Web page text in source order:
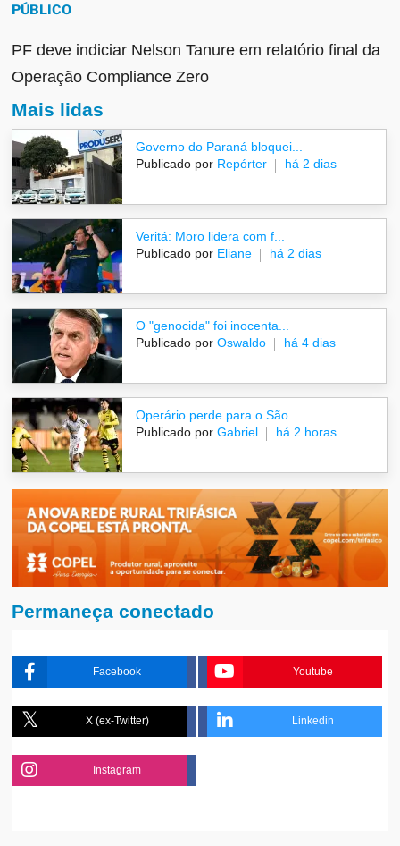
PÚBLICO
PF deve indiciar Nelson Tanure em relatório final da
Operação Compliance Zero
Mais lidas
Governo do Paraná bloquei...
Publicado por Repórter há 2 dias
Veritá: Moro lidera com f...
Publicado por Eliane há 2 dias
O "genocida" foi inocenta...
Publicado por Oswaldo há 4 dias
Operário perde para o São...
Publicado por Gabriel há 2 horas
Permaneça conectado
Facebook Youtube
X (ex-Twitter) Linkedin
Instagram